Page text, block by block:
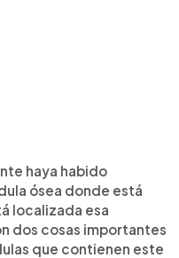
haya habido
ósea donde está
localizada esa
dos cosas importantes
que contienen este